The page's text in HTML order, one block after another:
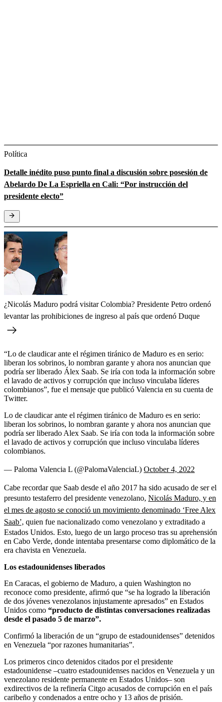
Política
Detalle inédito puso punto final a discusión sobre posesión de
Abelardo De La Espriella en Cali: “Por instrucción del
presidente electo”
¿Nicolás Maduro podrá visitar Colombia? Presidente Petro ordenó
levantar las prohibiciones de ingreso al país que ordenó Duque
“Lo de claudicar ante el régimen tiránico de Maduro es en serio:
liberan los sobrinos, lo nombran garante y ahora nos anuncian que
podría ser liberado Álex Saab. Se iría con toda la información sobre
el lavado de activos y corrupción que incluso vinculaba líderes
colombianos”, fue el mensaje que publicó Valencia en su cuenta de
Twitter.
Lo de claudicar ante el régimen tiránico de Maduro es en serio:
liberan los sobrinos, lo nombran garante y ahora nos anuncian que
podría ser liberado Alex Saab. Se iría con toda la información sobre
el lavado de activos y corrupción que incluso vinculaba líderes
colombianos.
— Paloma Valencia L (@PalomaValenciaL) October 4, 2022
Cabe recordar que Saab desde el año 2017 ha sido acusado de ser el
presunto testaferro del presidente venezolano, Nicolás Maduro, y en
el mes de agosto se conoció un movimiento denominado ‘Free Alex
Saab’, quien fue nacionalizado como venezolano y extraditado a
Estados Unidos. Esto, luego de un largo proceso tras su aprehensión
en Cabo Verde, donde intentaba presentarse como diplomático de la
era chavista en Venezuela.
Los estadounidenses liberados
En Caracas, el gobierno de Maduro, a quien Washington no
reconoce como presidente, afirmó que “se ha logrado la liberación
de dos jóvenes venezolanos injustamente apresados” en Estados
Unidos como “producto de distintas conversaciones realizadas
desde el pasado 5 de marzo”.
Confirmó la liberación de un “grupo de estadounidenses” detenidos
en Venezuela “por razones humanitarias”.
Los primeros cinco detenidos citados por el presidente
estadounidense –cuatro estadounidenses nacidos en Venezuela y un
venezolano residente permanente en Estados Unidos– son
exdirectivos de la refinería Citgo acusados de corrupción en el país
caribeño y condenados a entre ocho y 13 años de prisión.